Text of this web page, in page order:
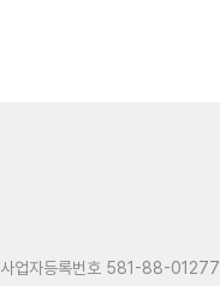
사업자등록번호 581-88-01277